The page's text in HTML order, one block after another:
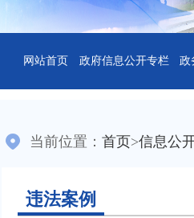
网站首页 政府信息公开专栏 政
当前位置：首页>信息公
违法案例